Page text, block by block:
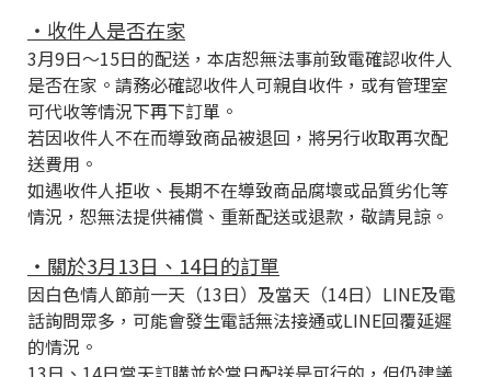
・收件人是否在家
3月9日～15日的配送，本店恕無法事前致電確認收件人
是否在家。請務必確認收件人可親自收件，或有管理室
可代收等情況下再下訂單。
若因收件人不在而導致商品被退回，將另行收取再次配
送費用。
如遇收件人拒收、長期不在導致商品腐壞或品質劣化等
情況，恕無法提供補償、重新配送或退款，敬請見諒。
・關於3月13日、14日的訂單
因白色情人節前一天（13日）及當天（14日）LINE及電
話詢問眾多，可能會發生電話無法接通或LINE回覆延遲
的情況。